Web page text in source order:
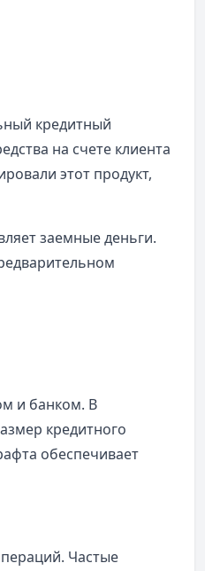
кредитный
на счете клиента
этот продукт,
заемные деньги.
и банком. В
кредитного
обеспечивает
Частые